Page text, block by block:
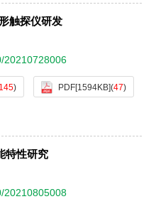
触探仪研发
20210728006
145) PDF[1594KB](47)
特性研究
20210805008